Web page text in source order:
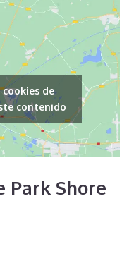
de
contenido
Park Shore